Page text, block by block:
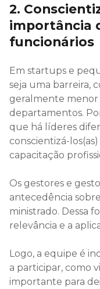
2.
importância
funcionários
Em startups e
seja uma barreira,
geralmente menor
departamentos.
que há líderes
conscientizá-
capacitação
Os gestores e
antecedência
ministrado. Dessa
relevância e a
Logo, a equipe é
a participar, como
importante para